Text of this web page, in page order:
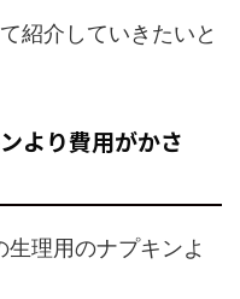
紹介していきたいと
より費用がかさ
理用のナプキンよ